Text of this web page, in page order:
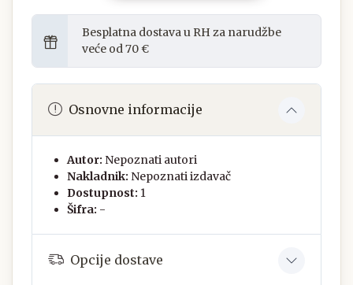
Besplatna dostava u RH za narudžbe
veće od 70 €
Osnovne informacije
Autor: Nepoznati autori
Nakladnik: Nepoznati izdavač
Dostupnost: 1
Šifra: -
Opcije dostave